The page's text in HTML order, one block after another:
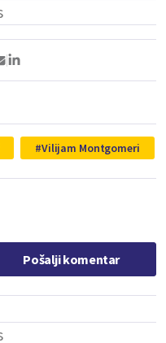
Vilijam Montgomeri
Pošalji komentar